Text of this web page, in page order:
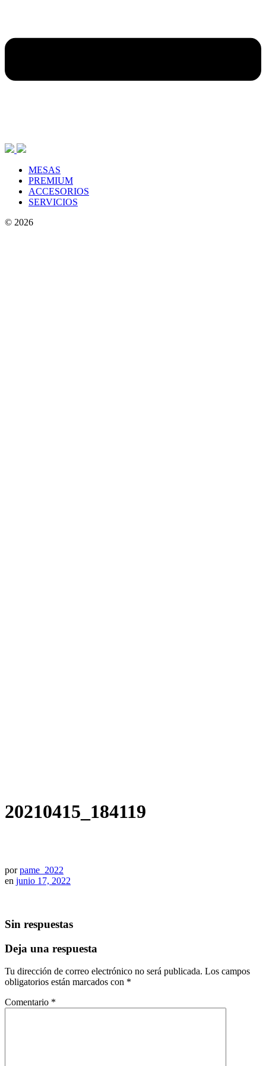
MESAS
PREMIUM
ACCESORIOS
SERVICIOS
© 2026
20210415_184119
porpame_2022
en junio 17, 2022
Sin respuestas
Deja una respuesta
Tu dirección de correo electrónico no será publicada. Los campos
obligatorios están marcados con *
Comentario *